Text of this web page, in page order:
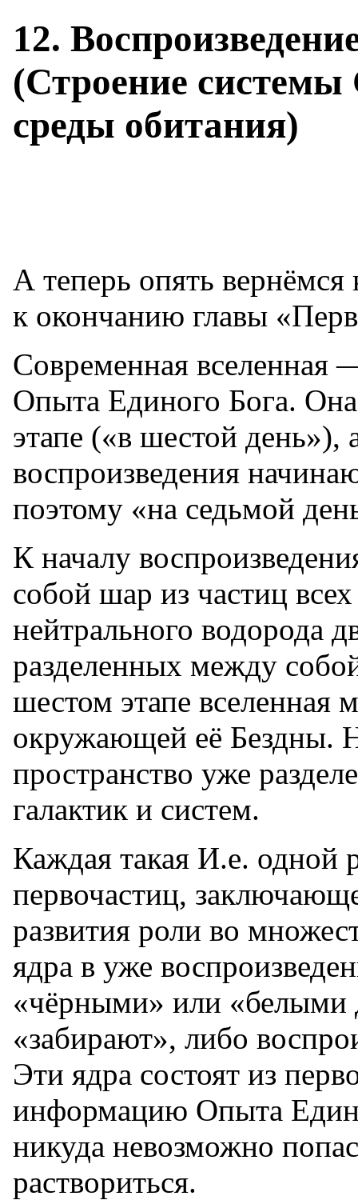
12.
(Строение
среды обитания)
А теперь опять вернёмся
к окончанию главы
Современная вселенная
Опыта Единого Бога.
этапе («в шестой день»),
воспроизведения
поэтому «на седьмой
К началу
собой шар из частиц
нейтрального водорода
разделенных между
шестом этапе вселенная
окружающей её Бездны.
пространство уже
галактик и систем.
Каждая такая И.е. одной
первочастиц,
развития роли во
ядра в уже
«чёрными» или «белыми
«забирают», либо
Эти ядра состоят из
информацию Опыта
никуда невозможно
раствориться.